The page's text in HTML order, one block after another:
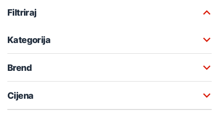
Filtriraj
Kategorija
Brend
Cijena